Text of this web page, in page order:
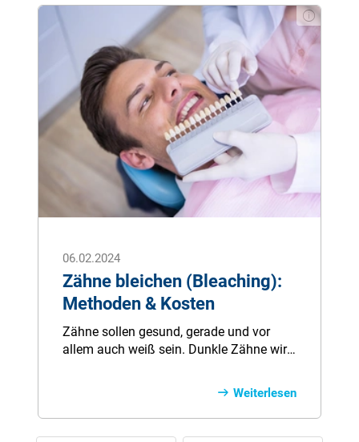
wen es geeignet ist und welche Vorteile
diese moderne Methode bietet.
06.02.2024
Zähne bleichen (Bleaching):
Methoden & Kosten
Zähne sol­len ge­sund, ge­ra­de und vor
allem auch weiß sein. Dunk­le Zähne wir­
je­doch mit gel­ben Zäh­nen zu kämp­fen
und nut­zen Me­tho­den des Zahn­ble­a­
chings. Dabei kom­men so­wohl pro­fes­si­o­
nel­le Ble­a­chings als auch Tipps zur An­
Weiterlesen